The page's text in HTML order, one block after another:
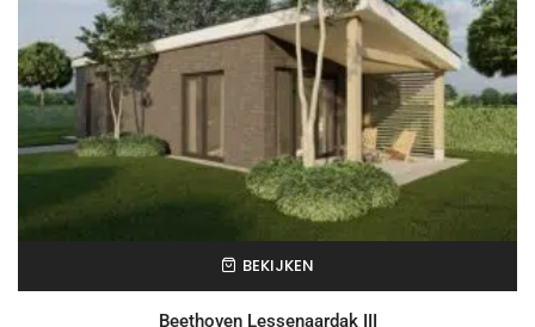
BEKIJKEN
Beethoven Lessenaardak III